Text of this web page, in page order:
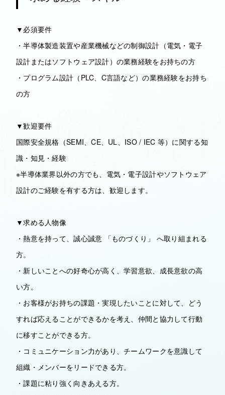
▼必須要件
・半導体製造装置や産業機械などの制御設計（電気・電子
設計またはソフトウェア設計）の業務経験をお持ちの方
・プログラム設計（PLC、C言語など）の業務経験をお持ち
の方
▼歓迎要件
国際安全規格（SEMI、CE、UL、ISO / IEC 等）に関する知
識・知見・経験
※半導体業界以外の方でも、電気・電子設計やソフトウェア
設計のご経験を有する方は、歓迎します。
▼求める人物像
・熱意を持って、誠心誠意 「ものづくり」 へ取り組まれる
方。
・新しいことへの好奇心が高く、学習意欲、成長意欲の高
い方。
・お客様がお持ちの課題・実現したいことに対して、どう
すれば応えることができるかを考え、仲間と協力して行動
に移すことができる方。
・コミュニケーション力があり、チームワークを意識して
組織・メンバーをリードできる方。
・課題に粘り強く向きあえる方。